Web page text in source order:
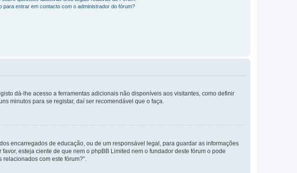
para entrar em contacto com o administrador do fórum?
dá-lhe acesso a ferramentas adicionais não disponíveis aos visitantes, como definir
minutos para se registar, daí ser recomendável que o faça.
encarregados de educação, ou de um responsável legal, para guardar as informações
esteja ciente de que nem o phpBB Limited nem o fundador deste fórum o pode
com este fórum?”.